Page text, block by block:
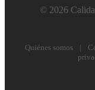
© 2026
Quiénes somos |